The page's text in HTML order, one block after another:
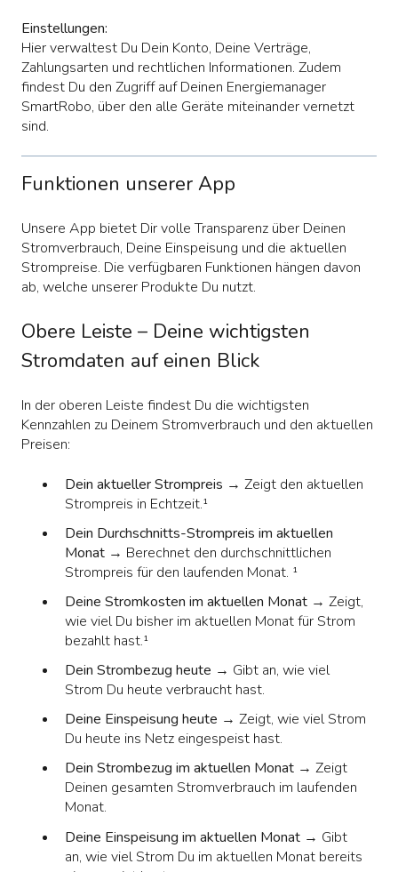
Einstellungen:
Hier verwaltest Du Dein Konto, Deine Verträge,
Zahlungsarten und rechtlichen Informationen. Zudem
findest Du den Zugriff auf Deinen Energiemanager
SmartRobo, über den alle Geräte miteinander vernetzt
sind.
Funktionen unserer App
Unsere App bietet Dir volle Transparenz über Deinen
Stromverbrauch, Deine Einspeisung und die aktuellen
Strompreise. Die verfügbaren Funktionen hängen davon
ab, welche unserer Produkte Du nutzt.
Obere Leiste – Deine wichtigsten
Stromdaten auf einen Blick
In der oberen Leiste findest Du die wichtigsten
Kennzahlen zu Deinem Stromverbrauch und den aktuellen
Preisen:
Dein aktueller Strompreis → Zeigt den aktuellen
Strompreis in Echtzeit.¹
Dein Durchschnitts-Strompreis im aktuellen
Monat → Berechnet den durchschnittlichen
Strompreis für den laufenden Monat. ¹
Deine Stromkosten im aktuellen Monat → Zeigt,
wie viel Du bisher im aktuellen Monat für Strom
bezahlt hast.¹
Dein Strombezug heute → Gibt an, wie viel
Strom Du heute verbraucht hast.
Deine Einspeisung heute → Zeigt, wie viel Strom
Du heute ins Netz eingespeist hast.
Dein Strombezug im aktuellen Monat → Zeigt
Deinen gesamten Stromverbrauch im laufenden
Monat.
Deine Einspeisung im aktuellen Monat → Gibt
an, wie viel Strom Du im aktuellen Monat bereits